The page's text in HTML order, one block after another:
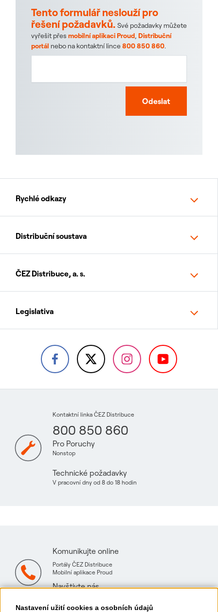
Nastavení užití cookies a osobních údajů
Tento formulář neslouží pro
řešení požadavků. Své požadavky můžete
vyřešit přes mobilní aplikaci Proud, Distribuční
portál nebo na kontaktní lince800 850 860.
Odeslat
Rychlé odkazy
Distribuční soustava
ČEZ Distribuce, a. s.
Legislativa
Kontaktní linka ČEZ Distribuce
800 850 860
Pro Poruchy
Nonstop
Technické požadavky
V pracovní dny od 8 do 18 hodin
Komunikujte online
Portály ČEZ Distribuce
Mobilní aplikace Proud
Navštivte nás